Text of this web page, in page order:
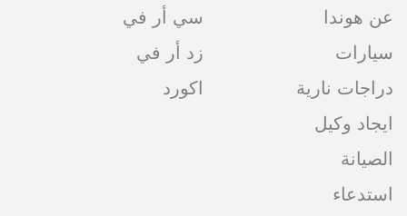
عن هوندا
سيارات
دراجات نارية
ايجاد وكيل
الصيانة
استدعاء
سي أر في
زد أر في
اكورد